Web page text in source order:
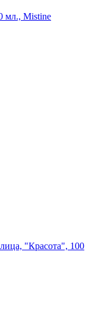
мл., Mistine
"Красота", 100